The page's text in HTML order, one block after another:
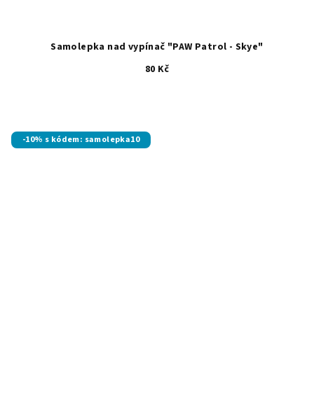
Samolepka nad vypínač "PAW Patrol - Skye"
80 Kč
-10% s kódem: samolepka10